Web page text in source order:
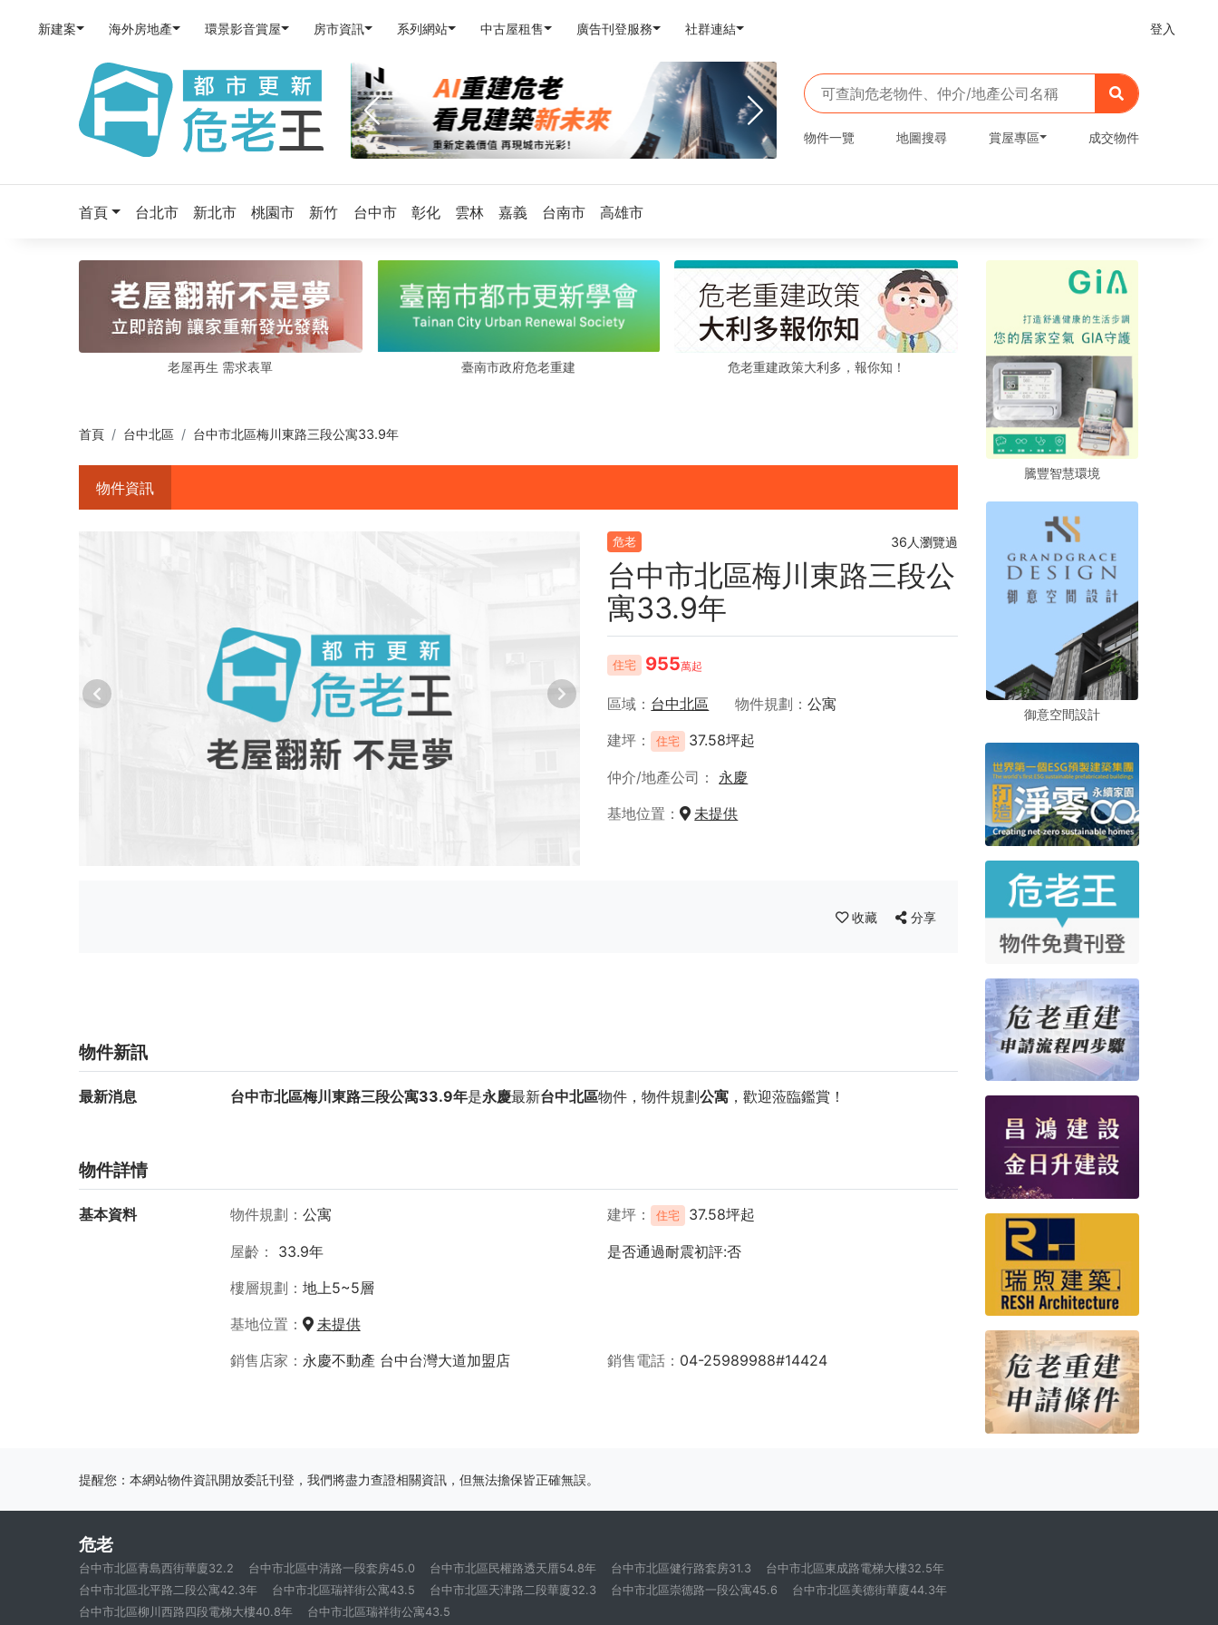
新建案 海外房地產 環景影音賞屋 房市資訊 系列網站 中古屋租售 廣告刊登服務 社群連結 登入
物件一覽 地圖搜尋 賞屋專區 成交物件
首頁 台北市 新北市 桃園市 新竹 台中市 彰化 雲林 嘉義 台南市 高雄市
老屋再生 需求表單 臺南市政府危老重建 危老重建政策大利多，報你知！
首頁 台中北區 台中市北區梅川東路三段公寓33.9年
物件資訊
危老 36人瀏覽過
台中市北區梅川東路三段公
寓33.9年
住宅 955萬起
區域 台中北區 物件規劃
公寓
建坪
住宅 37.58坪起
仲介/地產公司
永慶
基地位置
未提供
收藏 分享
物件新訊
最新消息 台中市北區梅川東路三段公寓33.9年是永慶最新台中北區物件，物件規劃公寓，歡迎蒞臨鑑賞！
物件詳情
基本資料 物件規劃 公寓 建坪 住宅 37.58坪起
屋齡 33.9年
是否通過耐震初評:否
樓層規劃
地上5~5層
基地位置
未提供
銷售店家
永慶不動產 台中台灣大道加盟店 銷售電話 04-25989988#14424
騰豐智慧環境
騰豐智慧環境
騰豐智慧環境
御意空間設計
御意空間設計
御意空間設計
提醒您：本網站物件資訊開放委託刊登，我們將盡力查證相關資訊，但無法擔保皆正確無誤。
危老
台中市北區青島西街華廈32.2 台中市北區中清路一段套房45.0 台中市北區民權路透天厝54.8年 台中市北區健行路套房31.3
台中市北區東成路電梯大樓32.5年
台中市北區北平路二段公寓42.3年
台中市北區瑞祥街公寓43.5 台中市北區天津路二段華廈32.3 台中市北區崇德路一段公寓45.6
台中市北區美德街華廈44.3年
台中市北區柳川西路四段電梯大樓40.8年
台中市北區瑞祥街公寓43.5